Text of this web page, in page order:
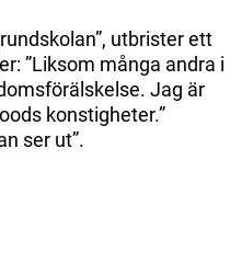
utbrister ett
”Liksom många andra i
Jag är
konstigheter.”
ser ut”.